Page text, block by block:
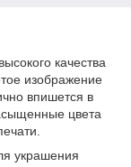
качества
изображение
впишется в
цвета
украшения